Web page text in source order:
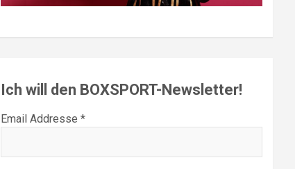
Ich will den BOXSPORT-Newsletter!
Email Addresse *